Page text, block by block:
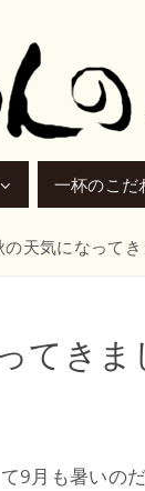
一杯のこだ
の天気になってき
てきま
9月も暑いの